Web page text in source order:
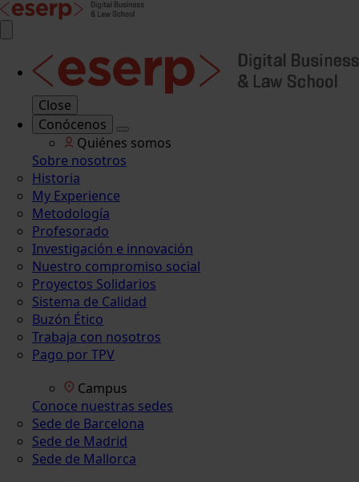
Close
Conócenos
Quiénes somos
Sobre nosotros
Historia
My Experience
Metodología
Profesorado
Investigación e innovación
Nuestro compromiso social
Proyectos Solidarios
Sistema de Calidad
Buzón Ético
Trabaja con nosotros
Pago por TPV
Campus
Conoce nuestras sedes
Sede de Barcelona
Sede de Madrid
Sede de Mallorca